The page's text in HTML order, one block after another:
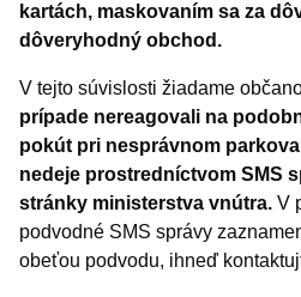
kartách, maskovaním sa za
dôveryhodný obchod.
V tejto súvislosti žiadame
prípade nereagovali na
pokút pri nesprávnom
nedeje prostredníctvom SMS
stránky ministerstva vnútra. V
podvodné SMS správy
obeťou podvodu, ihneď